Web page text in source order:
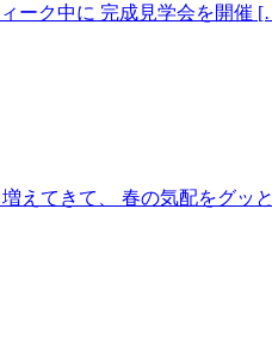
ーク中に 完成見学会を開催
えてきて、 春の気配をグ